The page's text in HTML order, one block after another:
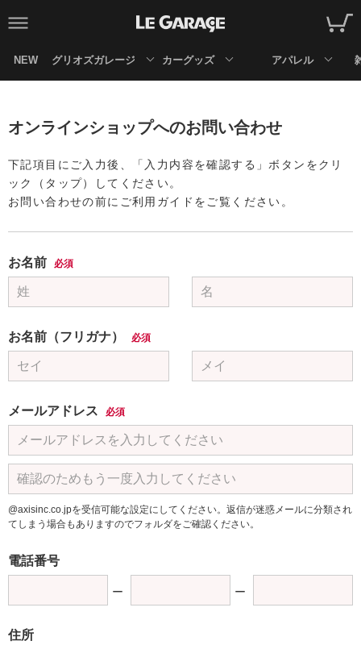
NEW グリオズガレージ カーグッズ アパレル
オンラインショップへのお問い合わせ
下記項目にご入力後、「入力内容を確認する」ボタンをクリ
ック（タップ）してください。
お問い合わせの前にご利用ガイドをご覧ください。
お名前 必須
お名前（フリガナ） 必須
メールアドレス 必須
@axisinc.co.jpを受信可能な設定にしてください。返信が迷惑メールに分類され
てしまう場合もありますのでフォルダをご確認ください。
電話番号
住所